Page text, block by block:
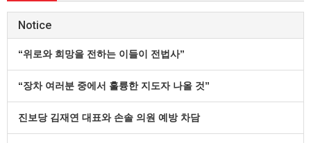
Notice
“위로와 희망을 전하는 이들이 전법사”
“장차 여러분 중에서 훌륭한 지도자 나올 것”
진보당 김재연 대표와 손솔 의원 예방 차담